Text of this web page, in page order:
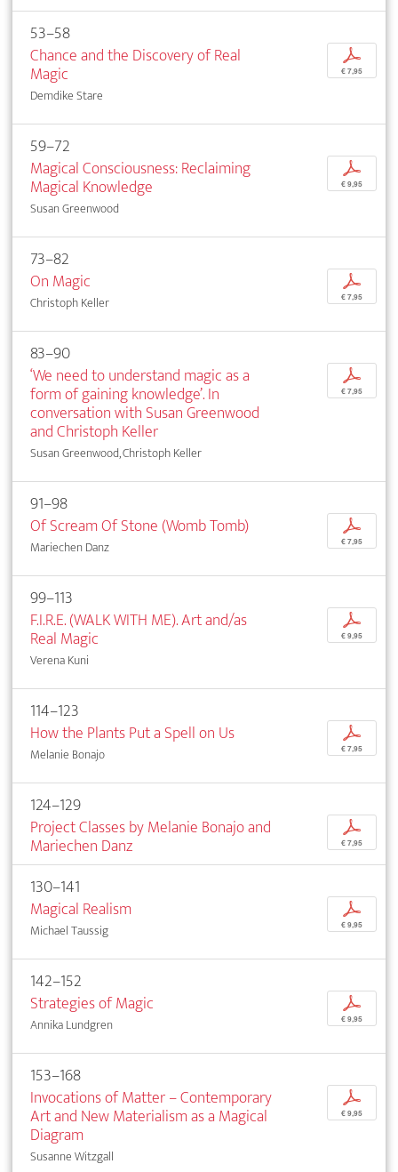
53–58
Chance and the Discovery of Real
Magic
Demdike Stare
p
€ 7,95
59–72
Magical Consciousness: Reclaiming
Magical Knowledge
Susan Greenwood
p
€ 9,95
73–82
On Magic
Christoph Keller
p
€ 7,95
83–90
‘We need to understand magic as a
form of gaining knowledge’. In
conversation with Susan Greenwood
and Christoph Keller
Susan Greenwood, Christoph Keller
p
€ 7,95
91–98
Of Scream Of Stone (Womb Tomb)
Mariechen Danz
p
€ 7,95
99–113
F.I.R.E. (WALK WITH ME). Art and/as
Real Magic
Verena Kuni
p
€ 9,95
114–123
How the Plants Put a Spell on Us
Melanie Bonajo
p
€ 7,95
124–129
Project Classes by Melanie Bonajo and
Mariechen Danz
p
€ 7,95
130–141
Magical Realism
Michael Taussig
p
€ 9,95
142–152
Strategies of Magic
Annika Lundgren
p
€ 9,95
153–168
Invocations of Matter – Contemporary
Art and New Materialism as a Magical
Diagram
Susanne Witzgall
p
€ 9,95